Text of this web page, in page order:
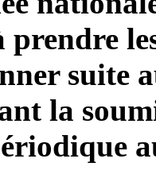
suite
la